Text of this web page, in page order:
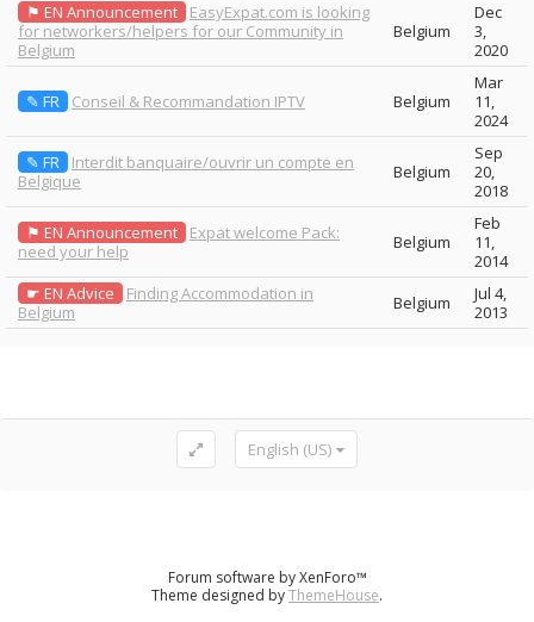
⚑ EN Announcement
EasyExpat.com is looking
for networkers/helpers for our Community in
Belgium
Belgium
Dec
3,
2020
✎ FR Conseil & Recommandation IPTV Belgium
Mar
11,
2024
✎ FR
Interdit banquaire/ouvrir un compte en
Belgique
Belgium
Sep
20,
2018
⚑ EN Announcement
Expat welcome Pack:
need your help
Belgium
Feb
11,
2014
☛ EN Advice
Finding Accommodation in
Belgium
Belgium
Jul 4,
2013
English (US)
Forum software by XenForo™
Theme designed byThemeHouse.